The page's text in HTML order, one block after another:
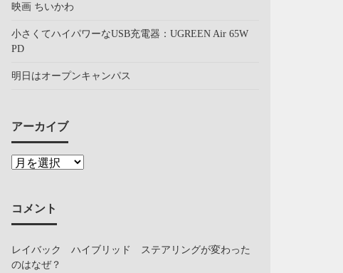
映画 ちいかわ
小さくてハイパワーなUSB充電器：UGREEN Air 65W
PD
明日はオープンキャンパス
アーカイブ
コメント
レイバック ハイブリッド ステアリングが変わった
のはなぜ？